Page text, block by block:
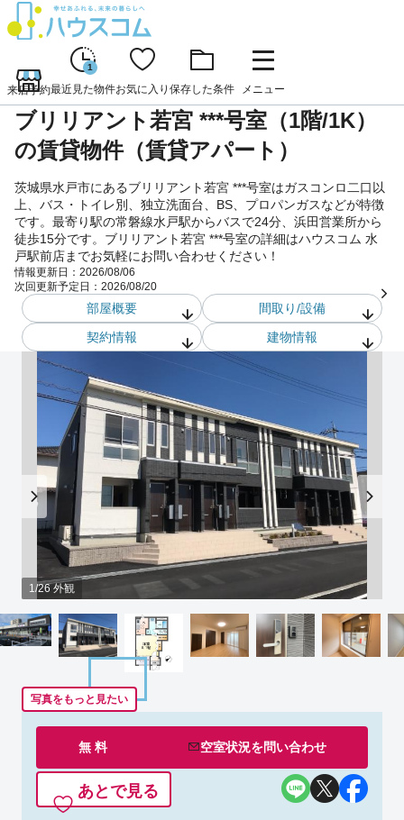
来店予約
1
最近見た物件お気に入り 保存した条件 メニュー
ブリリアント若宮 ***号室（1階/1K）
の賃貸物件（賃貸アパート）
茨城県水戸市にあるブリリアント若宮 ***号室はガスコンロ二口以
上、バス・トイレ別、独立洗面台、BS、プロパンガスなどが特徴
です。最寄り駅の常磐線水戸駅からバスで24分、浜田営業所から
徒歩15分です。ブリリアント若宮 ***号室の詳細はハウスコム 水
戸駅前店までお気軽にお問い合わせください！
情報更新日： 2026/08/06
次回更新予定日： 2026/08/20
部屋概要
間取り/設備
契約情報
建物情報
1/26 外観
写真をもっと見たい
無 料 空室状況を問い合わせ
あとで見る